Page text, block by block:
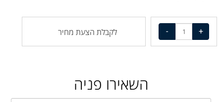
לקבלת הצעת מחיר
השאירו פניה